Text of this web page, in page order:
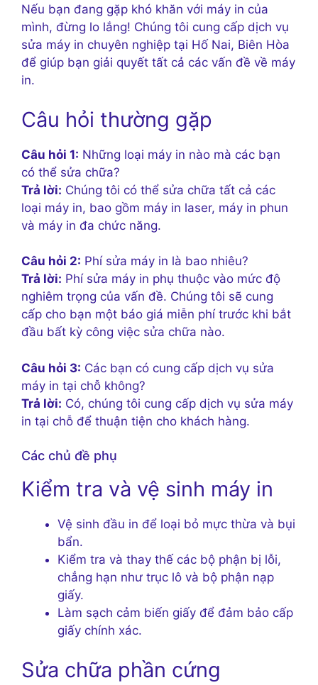
Nếu bạn đang gặp khó khăn với máy in của
mình, đừng lo lắng! Chúng tôi cung cấp dịch vụ
sửa máy in chuyên nghiệp tại Hố Nai, Biên Hòa
để giúp bạn giải quyết tất cả các vấn đề về máy
in.
Câu hỏi thường gặp
Câu hỏi 1: Những loại máy in nào mà các bạn
có thể sửa chữa?
Trả lời: Chúng tôi có thể sửa chữa tất cả các
loại máy in, bao gồm máy in laser, máy in phun
và máy in đa chức năng.
Câu hỏi 2: Phí sửa máy in là bao nhiêu?
Trả lời: Phí sửa máy in phụ thuộc vào mức độ
nghiêm trọng của vấn đề. Chúng tôi sẽ cung
cấp cho bạn một báo giá miễn phí trước khi bắt
đầu bất kỳ công việc sửa chữa nào.
Câu hỏi 3: Các bạn có cung cấp dịch vụ sửa
máy in tại chỗ không?
Trả lời: Có, chúng tôi cung cấp dịch vụ sửa máy
in tại chỗ để thuận tiện cho khách hàng.
Các chủ đề phụ
Kiểm tra và vệ sinh máy in
Vệ sinh đầu in để loại bỏ mực thừa và bụi
bẩn.
Kiểm tra và thay thế các bộ phận bị lỗi,
chẳng hạn như trục lô và bộ phận nạp
giấy.
Làm sạch cảm biến giấy để đảm bảo cấp
giấy chính xác.
Sửa chữa phần cứng